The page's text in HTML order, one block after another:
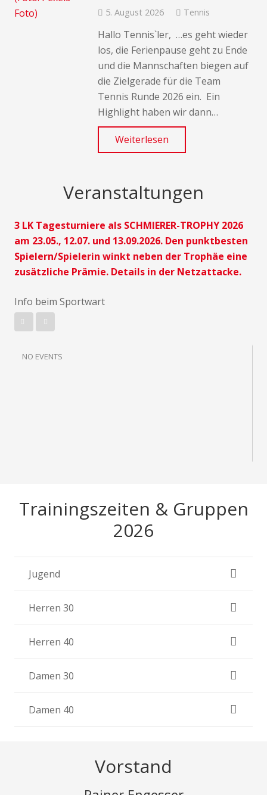
5. August 2026 Tennis
Hallo Tennis`ler, …es geht wieder
los, die Ferienpause geht zu Ende
und die Mannschaften biegen auf
die Zielgerade für die Team
Tennis Runde 2026 ein. Ein
Highlight haben wir dann…
Weiterlesen
Veranstaltungen
3 LK Tagesturniere als SCHMIERER-TROPHY 2026
am 23.05., 12.07. und 13.09.2026. Den punktbesten
Spielern/Spielerin winkt neben der Trophäe eine
zusätzliche Prämie. Details in der Netzattacke.
Info beim Sportwart
NO EVENTS
Trainingszeiten & Gruppen
2026
Jugend
Herren 30
Herren 40
Damen 30
Damen 40
Vorstand